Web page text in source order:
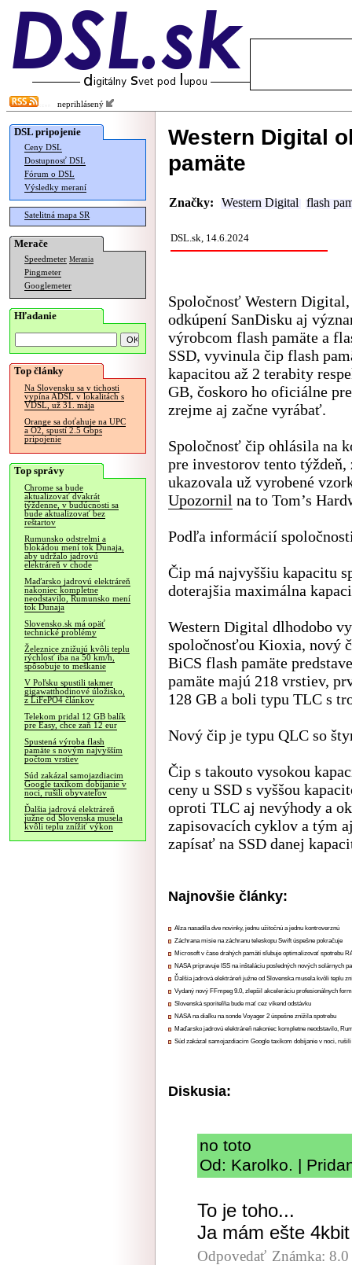
neprihlásený
DSL pripojenie
Ceny DSL
Dostupnosť DSL
Fórum o DSL
Výsledky meraní
Satelitná mapa SR
Merače
Speedmeter Merania
Pingmeter
Googlemeter
Hľadanie
Top články
Na Slovensku sa v tichosti
vypína ADSL v lokalitách s
VDSL, už 31. mája
Orange sa doťahuje na UPC
a O2, spustí 2.5 Gbps
pripojenie
Top správy
Chrome sa bude
aktualizovať dvakrát
týždenne, v budúcnosti sa
bude aktualizovať bez
reštartov
Rumunsko odstrelmi a
blokádou mení tok Dunaja,
aby udržalo jadrovú
elektráreň v chode
Maďarsko jadrovú elektráreň
nakoniec kompletne
neodstavilo, Rumunsko mení
tok Dunaja
Slovensko.sk má opäť
technické problémy
Železnice znižujú kvôli teplu
rýchlosť iba na 50 km/h,
spôsobuje to meškanie
V Poľsku spustili takmer
gigawatthodinové úložisko,
z LiFePO4 článkov
Telekom pridal 12 GB balík
pre Easy, chce zaň 12 eur
Spustená výroba flash
pamäte s novým najvyšším
počtom vrstiev
Súd zakázal samojazdiacim
Google taxíkom dobíjanie v
noci, rušili obyvateľov
Ďalšia jadrová elektráreň
južne od Slovenska musela
kvôli teplu znížiť výkon
Western Digital
pamäte
Značky: Western Digital flash
DSL.sk, 14.6.2024
Spoločnosť Western
odkúpení SanDisku aj
výrobcom flash pamäte a
SSD, vyvinula čip flash
kapacitou až 2 terabity
GB, čoskoro ho oficiálne
zrejme aj začne vyrábať.
Spoločnosť čip ohlásila na
pre investorov tento týždeň,
ukazovala už vyrobené
Upozornil na to Tom’s
Podľa informácií
Čip má najvyššiu kapacitu
doterajšia maximálna
Western Digital dlhodobo
spoločnosťou Kioxia, nový
BiCS flash pamäte
pamäte majú 218 vrstiev,
128 GB a boli typu TLC s
Nový čip je typu QLC so
Čip s takouto vysokou
ceny u SSD s vyššou
oproti TLC aj nevýhody a
zapisovacích cyklov a tým
zapísať na SSD danej
Najnovšie články:
Alza nasadila dve novinky, jednu užitočnú a jednu kontroverznú
Záchrana misie na záchranu teleskopu Swift úspešne pokračuje
Microsoft v čase drahých pamätí sľubuje optimalizovať spotrebu
NASA pripravuje ISS na inštaláciu posledných nových solárnych
Ďalšia jadrová elektráreň južne od Slovenska musela kvôli teplu
Vydaný nový FFmpeg 9.0, zlepšil akceleráciu profesionálnych
Slovenská sporiteľňa bude mať cez víkend odstávku
NASA na diaľku na sonde Voyager 2 úspešne znížila spotrebu
Maďarsko jadrovú elektráreň nakoniec kompletne neodstavilo,
Súd zakázal samojazdiacim Google taxíkom dobíjanie v noci,
Diskusia:
no toto
Od: Karolko. |
To je toho...
Ja mám ešte
Odpovedať Známka: 8.0